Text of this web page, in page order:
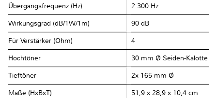
Übergangsfrequenz (Hz) 2.300 Hz
Wirkungsgrad (dB/1W/1m) 90 dB
Für Verstärker (Ohm) 4
Hochtöner 30 mm Ø Seiden-Kalotte
Tieftöner 2x 165 mm Ø
Maße (HxBxT) 51,9 x 28,9 x 10,4 cm